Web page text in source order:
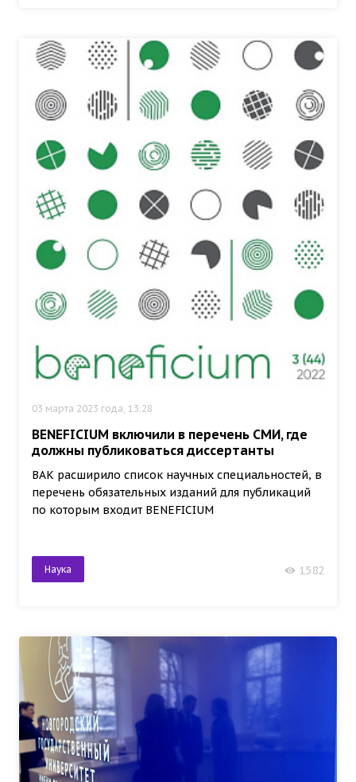
03 марта 2023 года, 13:28
BENEFICIUM включили в перечень СМИ, где
должны публиковаться диссертанты
ВАК расширило список научных специальностей, в
перечень обязательных изданий для публикаций
по которым входит BENEFICIUM
Наука 1582